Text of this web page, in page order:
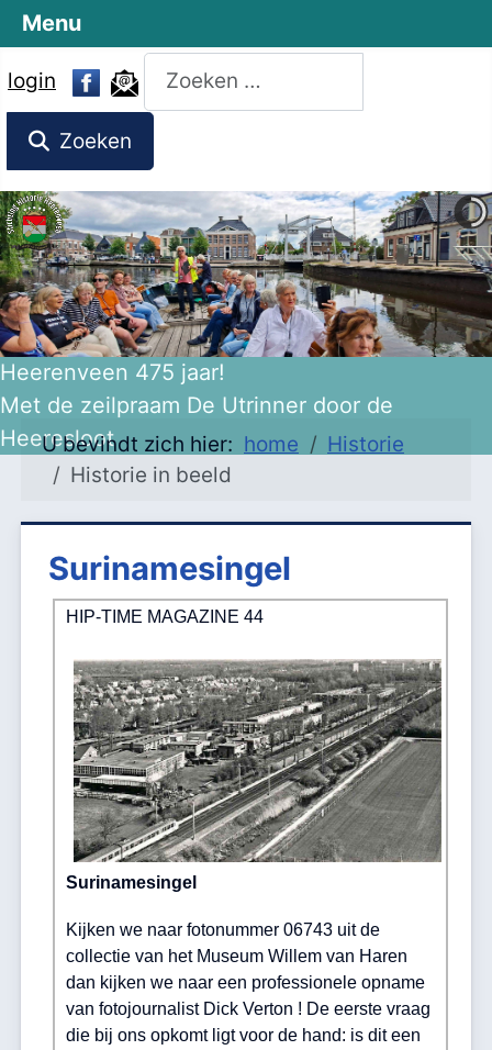
login
Zoeken
Zoeken
Heerenveen 475 jaar!
Met de zeilpraam De Utrinner door de
Heeresloot
U bevindt zich hier: home
Historie
Historie in beeld
Surinamesingel
HIP-TIME MAGAZINE 44
Surinamesingel
Kijken we naar fotonummer 06743 uit de
collectie van het Museum Willem van Haren
dan kijken we naar een professionele opname
van fotojournalist Dick Verton ! De eerste vraag
die bij ons opkomt ligt voor de hand: is dit een
Menu